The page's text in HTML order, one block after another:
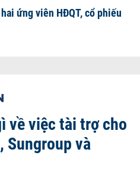
ứng viên HĐQT, cổ phiếu
về việc tài trợ cho
Sungroup và